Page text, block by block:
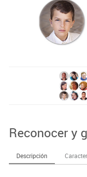
Reconocer y
Descripción